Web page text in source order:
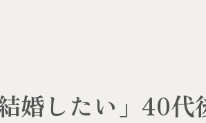
婚したい」40